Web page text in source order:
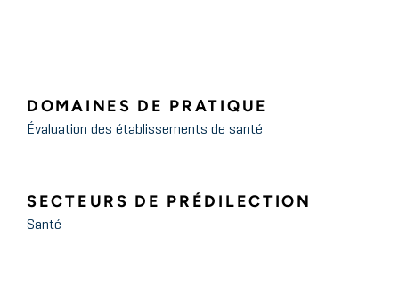
DOMAINES DE PRATIQUE
Évaluation des établissements de santé
SECTEURS DE PRÉDILECTION
Santé